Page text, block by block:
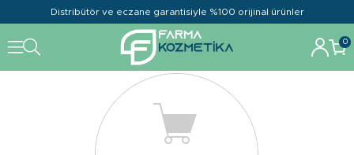
Distribütör ve eczane garantisiyle %100 orijinal ürünler
0